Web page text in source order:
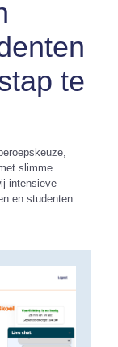
te
slimme
intensieve
en studenten